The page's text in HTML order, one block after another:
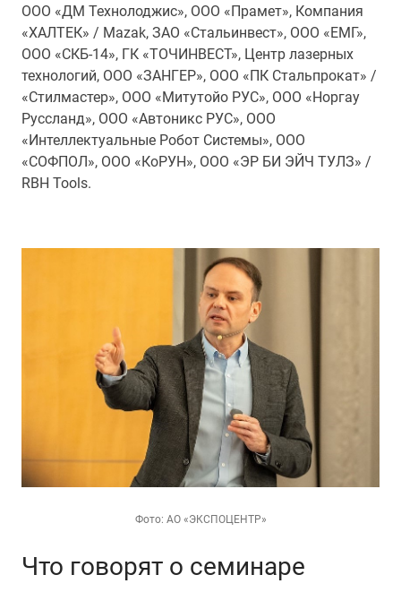
ООО «ДМ Технолоджис», ООО «Прамет», Компания
«ХАЛТЕК» / Mazak, ЗАО «Стальинвест», ООО «ЕМГ»,
ООО «СКБ-14», ГК «ТОЧИНВЕСТ», Центр лазерных
технологий, ООО «ЗАНГЕР», ООО «ПК Стальпрокат» /
«Стилмастер», ООО «Митутойо РУС», ООО «Норгау
Руссланд», ООО «Автоникс РУС», ООО
«Интеллектуальные Робот Системы», ООО
«СОФПОЛ», ООО «КоРУН», ООО «ЭР БИ ЭЙЧ ТУЛЗ» /
RBH Tools.
Фото: АО «ЭКСПОЦЕНТР»
Что говорят о семинаре